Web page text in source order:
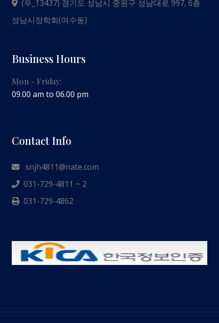
(우_13437) 경기도 성남시 중원구 성남대로 997, 6층
성남시장학회(여수동)
Business Hours
Mon - Friday:
09.00 am to 06.00 pm
Contact Info
snjh4811@nate.com
031-729-4811 ~ 2
031-729-4862